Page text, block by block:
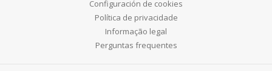
Configuración de cookies
Política de privacidade
Informação legal
Perguntas frequentes